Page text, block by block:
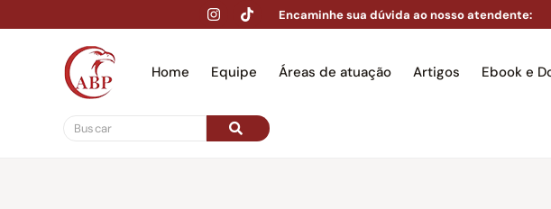
Encaminhe sua dúvida ao nosso atendente:
Home Equipe Áreas de atuação Artigos Ebook e